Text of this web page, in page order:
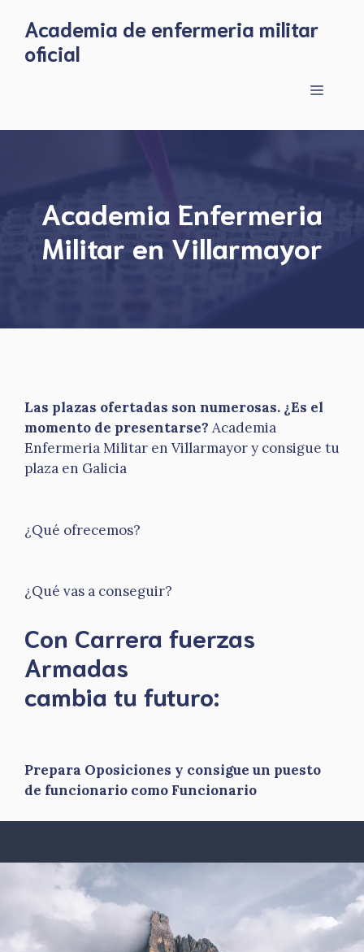
content
Academia de enfermeria militar
oficial
Menu
Academia Enfermeria
Militar en Villarmayor
Las plazas ofertadas son numerosas. ¿Es el
momento de presentarse? Academia
Enfermeria Militar en Villarmayor y consigue tu
plaza en Galicia
¿Qué ofrecemos?
¿Qué vas a conseguir?
Con Carrera fuerzas
Armadas
​cambia tu futuro:
Prepara Oposiciones y consigue un puesto
de funcionario como Funcionario